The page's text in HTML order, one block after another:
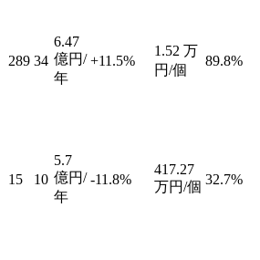
289 34
6.47
億円/
年
+11.5%
1.52 万
円/個
89.8%
15 10
5.7
億円/
年
-11.8%
417.27
万円/個 32.7%